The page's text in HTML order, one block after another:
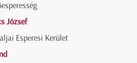
József
Esperesi Kerület